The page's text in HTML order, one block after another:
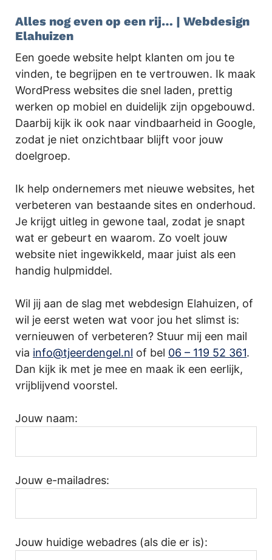
Alles nog even op een rij… | Webdesign
Elahuizen
Een goede website helpt klanten om jou te
vinden, te begrijpen en te vertrouwen. Ik maak
WordPress websites die snel laden, prettig
werken op mobiel en duidelijk zijn opgebouwd.
Daarbij kijk ik ook naar vindbaarheid in Google,
zodat je niet onzichtbaar blijft voor jouw
doelgroep.
Ik help ondernemers met nieuwe websites, het
verbeteren van bestaande sites en onderhoud.
Je krijgt uitleg in gewone taal, zodat je snapt
wat er gebeurt en waarom. Zo voelt jouw
website niet ingewikkeld, maar juist als een
handig hulpmiddel.
Wil jij aan de slag met webdesign Elahuizen, of
wil je eerst weten wat voor jou het slimst is:
vernieuwen of verbeteren? Stuur mij een mail
via info@tjeerdengel.nl of bel 06 – 119 52 361.
Dan kijk ik met je mee en maak ik een eerlijk,
vrijblijvend voorstel.
Jouw naam:
Jouw e-mailadres:
Jouw huidige webadres (als die er is):